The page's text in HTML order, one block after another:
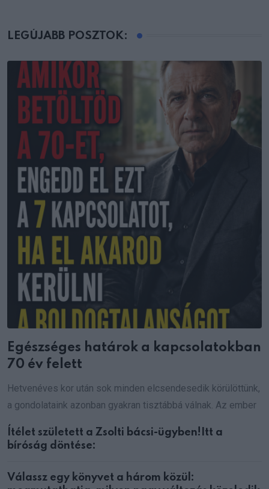
LEGÚJABB POSZTOK:
Egészséges határok a kapcsolatokban
70 év felett
Hetvenéves kor után sok minden elcsendesedik körülöttünk,
a gondolataink azonban gyakran tisztábbá válnak. Az ember
Ítélet született a Zsolti bácsi-ügyben!Itt a
bíróság döntése:
Válassz egy könyvet a három közül: